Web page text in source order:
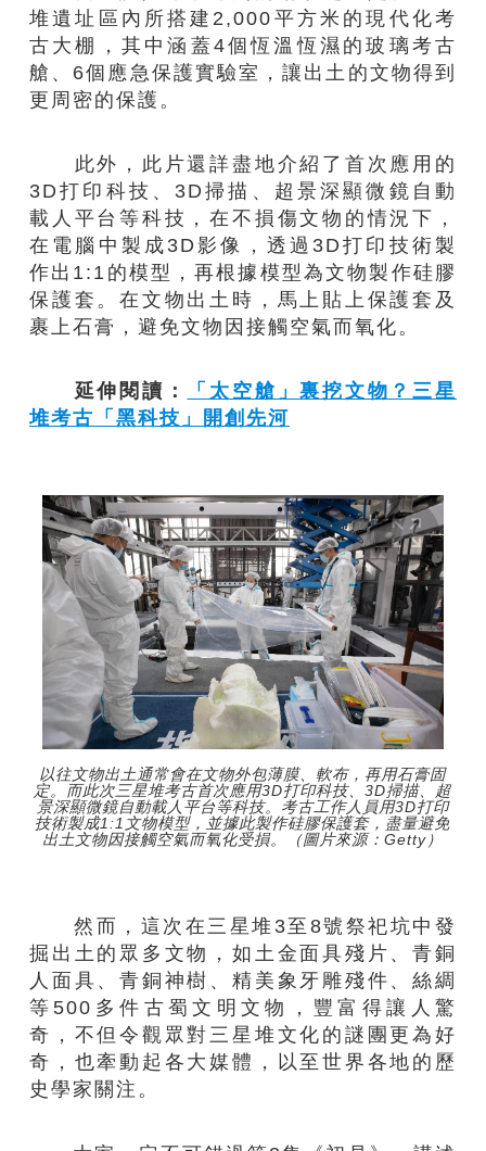
堆遺址區內所搭建2,000平方米的現代化考
古大棚，其中涵蓋4個恆溫恆濕的玻璃考古
艙、6個應急保護實驗室，讓出土的文物得到
更周密的保護。
此外，此片還詳盡地介紹了首次應用的
3D打印科技、3D掃描、超景深顯微鏡自動
載人平台等科技，在不損傷文物的情況下，
在電腦中製成3D影像，透過3D打印技術製
作出1:1的模型，再根據模型為文物製作硅膠
保護套。在文物出土時，馬上貼上保護套及
裹上石膏，避免文物因接觸空氣而氧化。
延伸閱讀：
「太空艙」裏挖文物？三星
堆考古「黑科技」開創先河
以往文物出土通常會在文物外包薄膜、軟布，再用石膏固
定。而此次三星堆考古首次應用3D打印科技、3D掃描、超
景深顯微鏡自動載人平台等科技。考古工作人員用3D打印
技術製成1:1文物模型，並據此製作硅膠保護套，盡量避免
出土文物因接觸空氣而氧化受損。（圖片來源：Getty）
然而，這次在三星堆3至8號祭祀坑中發
掘出土的眾多文物，如土金面具殘片、青銅
人面具、青銅神樹、精美象牙雕殘件、絲綢
等500多件古蜀文明文物，豐富得讓人驚
奇，不但令觀眾對三星堆文化的謎團更為好
奇，也牽動起各大媒體，以至世界各地的歷
史學家關注。